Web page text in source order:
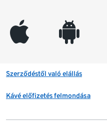
appleinc android
Szerződéstől való elállás
Kávé előfizetés felmondása